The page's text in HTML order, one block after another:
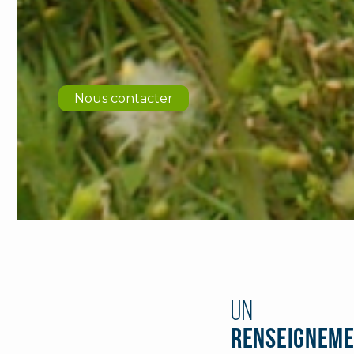
Nous contacter
Un